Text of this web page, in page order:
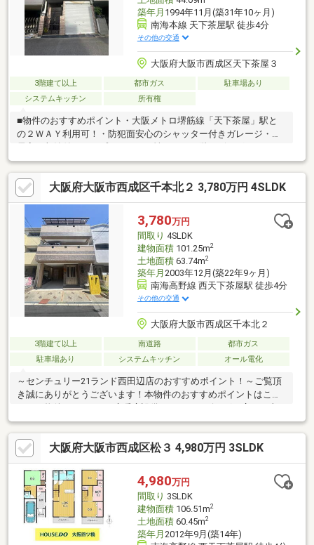
築年月 1994年11月(築31年10ヶ月)
南海本線 天下茶屋駅 徒歩4分
その他の交通
大阪府大阪市西成区天下茶屋３
3階建て以上 都市ガス
駐車場あり
システムキッチン
所有権
■物件のおすすめポイント・大阪メトロ堺筋線「天下茶屋」駅と
の２ＷＡＹ利用可！・防犯面安心のシャッター付きガレージ・全
居室に収納付き！・プライベート性のある２階リビングルーム・
スーパー、コンビニが徒歩約４分圏内の買い物便利な立地！・前
道幅員約４ｍとゆとりある広さ■周辺施設案内・デイリーカナー
トイズミヤ岸里店：約240ｍ（徒歩4分）・ファミリマート天下茶
屋三丁目店：約180ｍ（徒歩3分）・ダイコクドラッグ天下茶屋駅
前店：約300ｍ（徒歩4分）・西成天下茶屋郵便局：約350ｍ（徒
歩5分） 等
大阪府大阪市西成区千本北２ 3,780万円 4SLDK
3,780万円
間取り 4SLDK
建物面積101.25m2
土地面積63.74m2
築年月 2003年12月(築22年9ヶ月)
南海高野線 西天下茶屋駅 徒歩4分
その他の交通
大阪府大阪市西成区千本北２
3階建て以上 南道路
都市ガス
駐車場あり
システムキッチン オール電化
～センチュリー21ランド西田辺店のおすすめポイント！～ご覧頂
き誠にありがとうございます！本物件のおすすめポイントはこち
たり良好です■室内の家具も新しく、ご希望があればサービス品
としてお渡し可能ですお気軽にお問い合わせください！＜センチ
ュリー21ランドについて＞●センチュリー21ランド西田辺店
は・・・ お客様のニーズに寄り添い、大切なお住まいのご購入
に最後まで伴走いたします！●リフォームのご相談も承っており
ます。●不動産に関するお悩み等、なんでもお気軽にご相談くだ
さいませ！
大阪府大阪市西成区松３ 4,980万円 3SLDK
4,980万円
間取り 3SLDK
建物面積106.51m2
土地面積60.45m2
築年月 2012年9月(築14年)